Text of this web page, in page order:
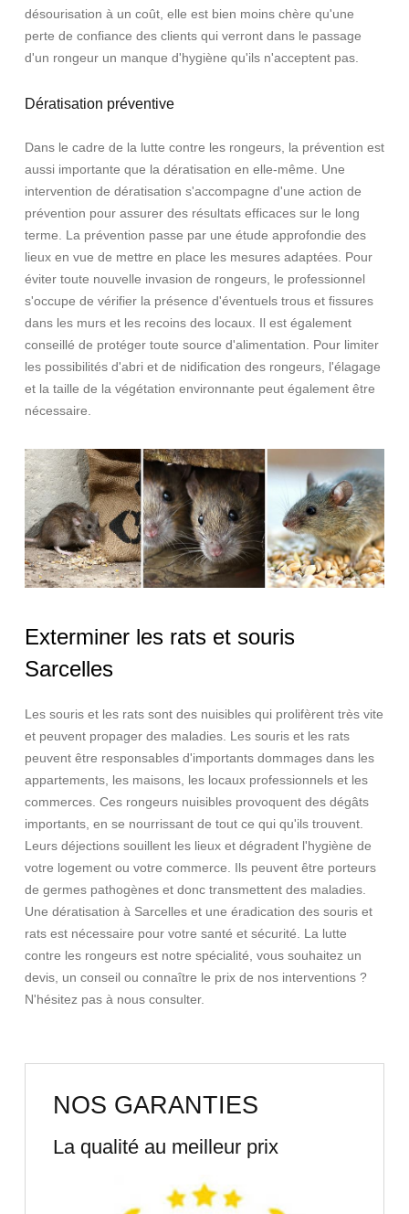
désourisation à un coût, elle est bien moins chère qu'une
perte de confiance des clients qui verront dans le passage
d'un rongeur un manque d'hygiène qu'ils n'acceptent pas.
Dératisation préventive
Dans le cadre de la lutte contre les rongeurs, la prévention est
aussi importante que la dératisation en elle-même. Une
intervention de dératisation s'accompagne d'une action de
prévention pour assurer des résultats efficaces sur le long
terme. La prévention passe par une étude approfondie des
lieux en vue de mettre en place les mesures adaptées. Pour
éviter toute nouvelle invasion de rongeurs, le professionnel
s'occupe de vérifier la présence d'éventuels trous et fissures
dans les murs et les recoins des locaux. Il est également
conseillé de protéger toute source d'alimentation. Pour limiter
les possibilités d'abri et de nidification des rongeurs, l'élagage
et la taille de la végétation environnante peut également être
nécessaire.
Exterminer les rats et souris
Sarcelles
Les souris et les rats sont des nuisibles qui prolifèrent très vite
et peuvent propager des maladies. Les souris et les rats
peuvent être responsables d'importants dommages dans les
appartements, les maisons, les locaux professionnels et les
commerces. Ces rongeurs nuisibles provoquent des dégâts
importants, en se nourrissant de tout ce qui qu'ils trouvent.
Leurs déjections souillent les lieux et dégradent l'hygiène de
votre logement ou votre commerce. Ils peuvent être porteurs
de germes pathogènes et donc transmettent des maladies.
Une dératisation à Sarcelles et une éradication des souris et
rats est nécessaire pour votre santé et sécurité. La lutte
contre les rongeurs est notre spécialité, vous souhaitez un
devis, un conseil ou connaître le prix de nos interventions ?
N'hésitez pas à nous consulter.
NOS GARANTIES
La qualité au meilleur prix